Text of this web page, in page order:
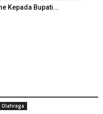
Kepada Bupati...
Olahraga